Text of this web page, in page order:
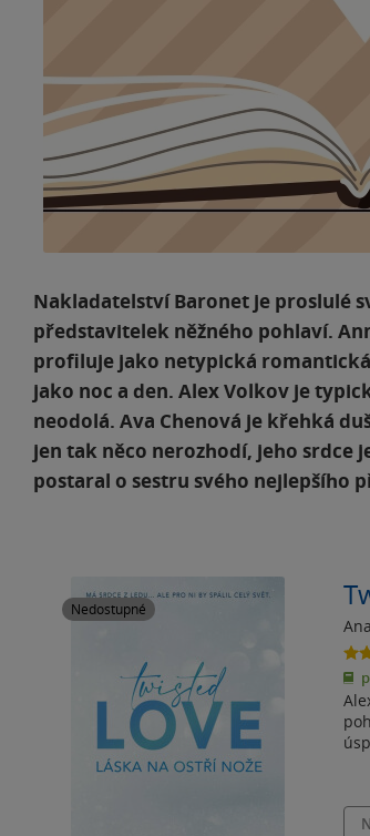
Nakladatelství Baronet je proslulé
představitelek něžného pohlaví.
profiluje jako netypická
jako noc a den. Alex Volkov je
neodolá. Ava Chenová je křehká
jen tak něco nerozhodí, jeho srdce
postaral o sestru svého nejlepšího
Nedostupné
4.4
z
5